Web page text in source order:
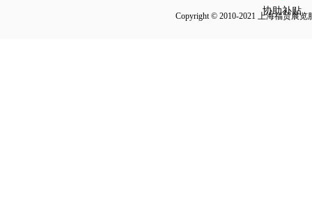
协助补贴
Copyright © 2010-2021 上海福贸展